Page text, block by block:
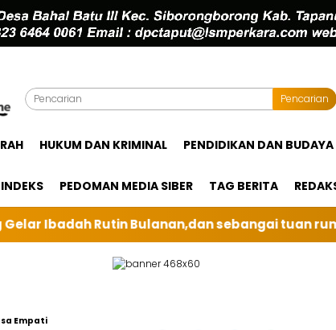
Pencarian
HUKUM DAN KRIMINAL PENDIDIKAN DAN BUDAYA
INDEKS PEDOMAN MEDIA SIBER TAG BERITA
tuan rumah kali ini BRI Unit Silindung
Empati